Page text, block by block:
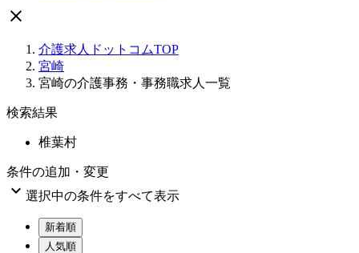

介護求人ドットコムTOP
宮崎
宮崎の介護事務・事務職求人一覧
検索結果
椎葉村
条件の追加・変更
 選択中の条件をすべて表示
新着順
人気順